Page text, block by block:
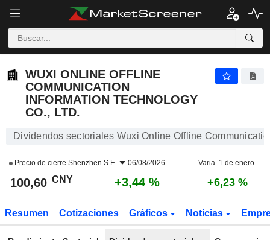
WUXI ONLINE OFFLINE
COMMUNICATION
INFORMATION TECHNOLOGY
CO., LTD.
Dividendos sectoriales Wuxi Online Offline
Precio de cierre Shenzhen S.E. 06/08/2026 Varia. 1 de enero.
100,60 CNY +3,44 % +6,23 %
Resumen Cotizaciones Gráficos Noticias